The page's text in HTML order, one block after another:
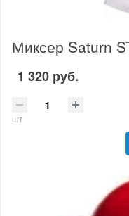
Миксер Saturn
1 320 руб.
шт